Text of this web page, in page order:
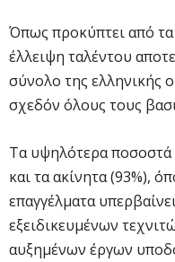
Όπως προκύπτει από
έλλειψη ταλέντου
σύνολο της ελληνικής
σχεδόν όλους τους
Τα υψηλότερα ποσοστά
και τα ακίνητα (93%),
επαγγέλματα
εξειδικευμένων
αυξημένων έργων